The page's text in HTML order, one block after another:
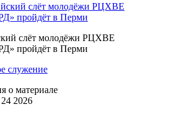
слёт молодёжи РЦХВЕ
пройдёт в Перми
служение
о материале
2026